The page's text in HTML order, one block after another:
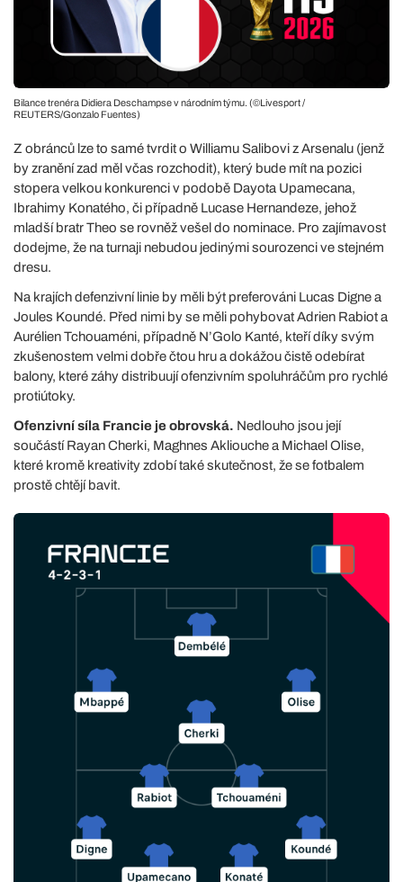
Bilance trenéra Didiera Deschampse v národním týmu. (©Livesport /
REUTERS/Gonzalo Fuentes)
Z obránců lze to samé tvrdit o Williamu Salibovi z Arsenalu (jenž
by zranění zad měl včas rozchodit), který bude mít na pozici
stopera velkou konkurenci v podobě Dayota Upamecana,
Ibrahimy Konatého, či případně Lucase Hernandeze, jehož
mladší bratr Theo se rovněž vešel do nominace. Pro zajímavost
dodejme, že na turnaji nebudou jedinými sourozenci ve stejném
dresu.
Na krajích defenzivní linie by měli být preferováni Lucas Digne a
Joules Koundé. Před nimi by se měli pohybovat Adrien Rabiot a
Aurélien Tchouaméni, případně N’Golo Kanté, kteří díky svým
zkušenostem velmi dobře čtou hru a dokážou čistě odebírat
balony, které záhy distribuují ofenzivním spoluhráčům pro rychlé
protiútoky.
Ofenzivní síla Francie je obrovská. Nedlouho jsou její
součástí Rayan Cherki, Maghnes Akliouche a Michael Olise,
které kromě kreativity zdobí také skutečnost, že se fotbalem
prostě chtějí bavit.